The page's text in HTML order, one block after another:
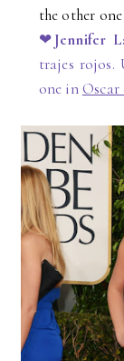
the other
❤Jennifer
trajes rojos.
one inOscar